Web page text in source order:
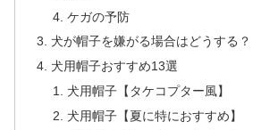
ケガの予防
犬が帽子を嫌がる場合はどうする？
犬用帽子おすすめ13選
犬用帽子【タケコプター風】
犬用帽子【夏に特におすすめ】